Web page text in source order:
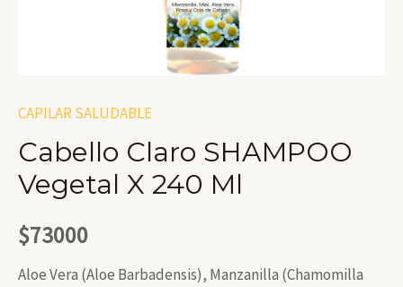
CAPILAR SALUDABLE
Cabello Claro SHAMPOO
Vegetal X 240 Ml
$73000
Aloe Vera (Aloe Barbadensis), Manzanilla (Chamomilla